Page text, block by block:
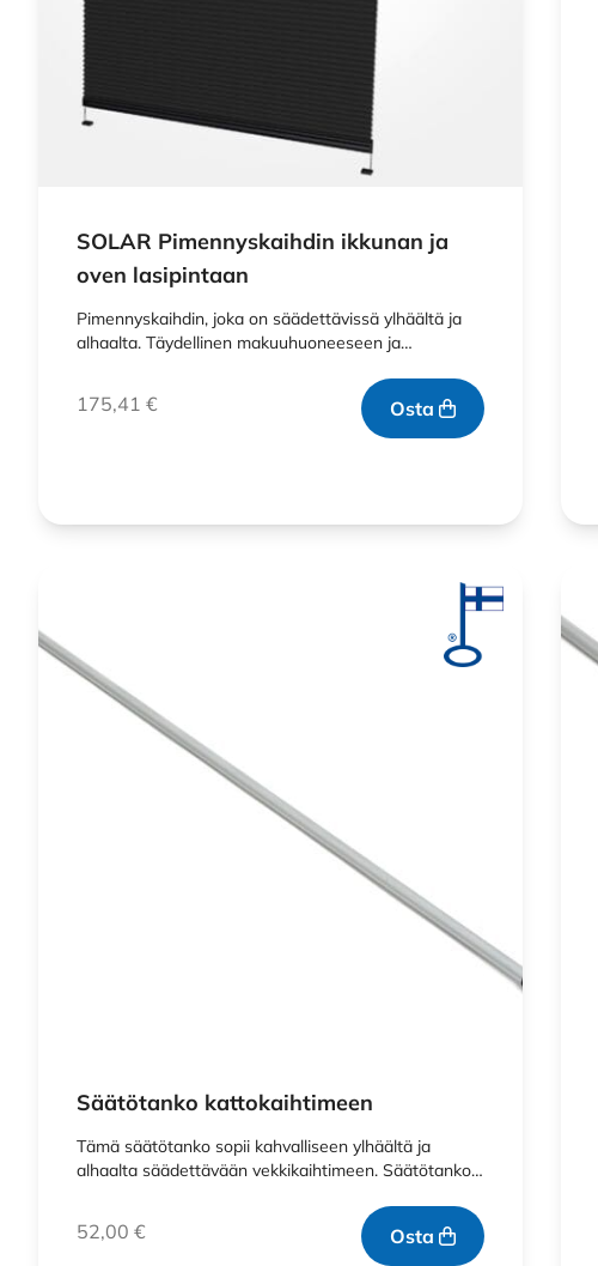
SOLAR Pimennyskaihdin ikkunan ja
oven lasipintaan
Pimennyskaihdin, joka on säädettävissä ylhäältä ja
alhaalta. Täydellinen makuuhuoneeseen ja…
175,41 € Osta
Säätötanko kattokaihtimeen
Tämä säätötanko sopii kahvalliseen ylhäältä ja
alhaalta säädettävään vekkikaihtimeen. Säätötanko…
52,00 € Osta